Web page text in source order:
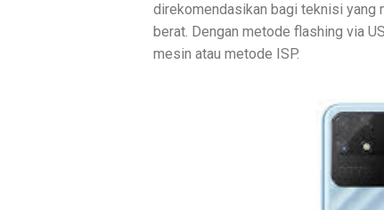
direkomendasikan bagi teknisi yang
berat. Dengan metode flashing via
mesin atau metode ISP.